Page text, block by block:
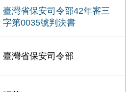
臺灣省保安司令部42年審三
字第0035號判決書
臺灣省保安司令部